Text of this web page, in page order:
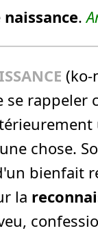
naissance.
(ko-
se rappeler
chose.
bienfait
la